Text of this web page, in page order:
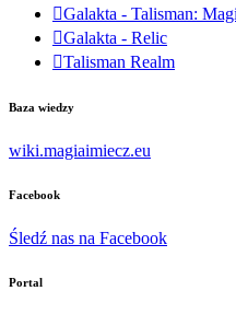
Galakta - Talisman:
Galakta - Relic
Talisman Realm
Baza wiedzy
wiki.magiaimiecz.eu
Facebook
Śledź nas na Facebook
Portal